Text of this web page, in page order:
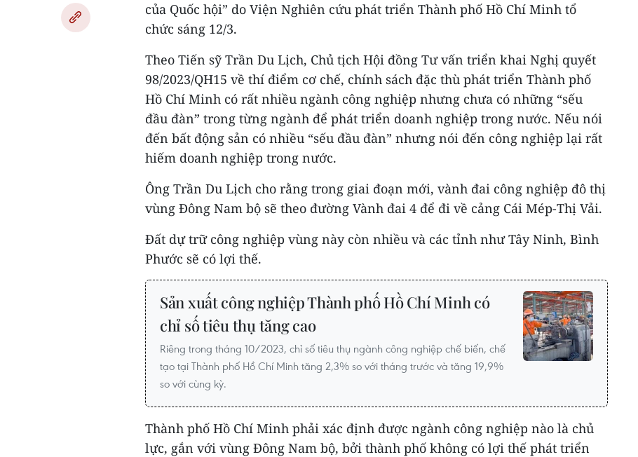
của Quốc hội” do Viện Nghiên cứu phát triển Thành phố Hồ Chí Minh tổ
chức sáng 12/3.
Theo Tiến sỹ Trần Du Lịch, Chủ tịch Hội đồng Tư vấn triển khai Nghị quyết
98/2023/QH15 về thí điểm cơ chế, chính sách đặc thù phát triển Thành phố
Hồ Chí Minh có rất nhiều ngành công nghiệp nhưng chưa có những “sếu
đầu đàn” trong từng ngành để phát triển doanh nghiệp trong nước. Nếu nói
đến bất động sản có nhiều “sếu đầu đàn” nhưng nói đến công nghiệp lại rất
hiếm doanh nghiệp trong nước.
Ông Trần Du Lịch cho rằng trong giai đoạn mới, vành đai công nghiệp đô thị
vùng Đông Nam bộ sẽ theo đường Vành đai 4 để đi về cảng Cái Mép-Thị Vải.
Đất dự trữ công nghiệp vùng này còn nhiều và các tỉnh như Tây Ninh, Bình
Phước sẽ có lợi thế.
Sản xuất công nghiệp Thành phố Hồ Chí Minh có
chỉ số tiêu thụ tăng cao
Riêng trong tháng 10/2023, chỉ số tiêu thụ ngành công nghiệp chế biến, chế
tạo tại Thành phố Hồ Chí Minh tăng 2,3% so với tháng trước và tăng 19,9%
so với cùng kỳ.
Thành phố Hồ Chí Minh phải xác định được ngành công nghiệp nào là chủ
lực, gắn với vùng Đông Nam bộ, bởi thành phố không có lợi thế phát triển